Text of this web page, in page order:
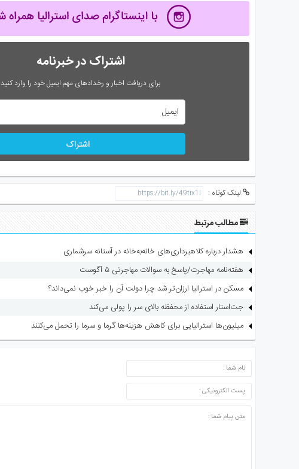
اشتراک در خبرنامه
برای دریافت اخبار و رخدادهای مهم ایمیل خود را وارد کنید
اشتراک
لینک کوتاه :
مطالب مرتبط
هشدار درباره کلاهبرداری‌های خانه‌به‌خانه در آستانه سرشماری
هفته‌نامه مهاجرت/پاسخ به سوالات مهاجرتی ۵ آگوست
مسکن در استرالیا ارزان‌تر شد چرا دولت آن را خبر خوب نمی‌داند؟
جت‌استار استفاده از محفظه بالای سر را پولی می‌کند
میلیون‌ها استرالیایی برای کاهش هزینه‌ها گرما و سرما را تحمل می‌کنند
ارسال دیدگاه